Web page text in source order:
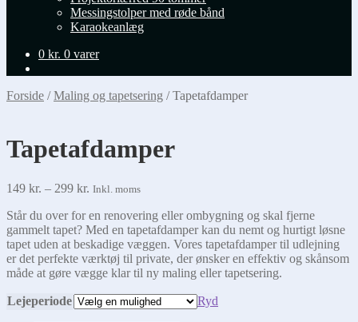
Messingstolper med røde bånd
Karaokeanlæg
0 kr. 0 varer
Forside /Maling og tapetsering /Tapetafdamper
Tapetafdamper
149 kr. – 299 kr. Prisinterval:
til
299 kr.
Inkl. moms
Står du over for en renovering eller ombygning og skal fjerne
gammelt tapet? Med en tapetafdamper kan du nemt og hurtigt løsne
tapet uden at beskadige væggen. Vores tapetafdamper til udlejning
er det perfekte værktøj til private, der ønsker en effektiv og skånsom
måde at gøre vægge klar til ny maling eller tapetsering.
Lejeperiode Ryd